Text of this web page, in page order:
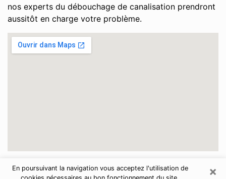
nos experts du débouchage de canalisation prendront
aussitôt en charge votre problème.
Oise ×
En poursuivant la navigation vous acceptez l'utilisation de